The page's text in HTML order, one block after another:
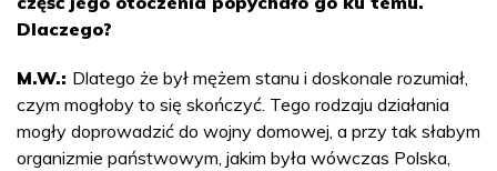
Dlaczego?
M.W.: Dlatego że był mężem stanu i doskonale rozumiał,
czym mogłoby to się skończyć. Tego rodzaju działania
mogły doprowadzić do wojny domowej, a przy tak słabym
organizmie państwowym, jakim była wówczas Polska,